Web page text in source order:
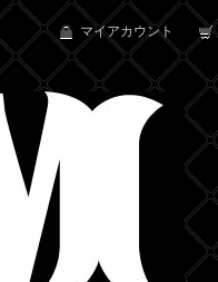
マイアカウント